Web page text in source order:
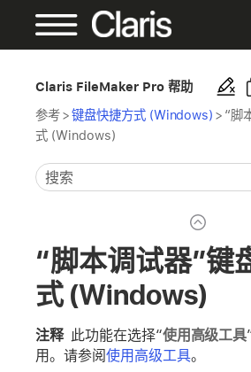
Claris FileMaker Pro 帮助
参考>键盘快捷方式 (Windows) > “脚
式 (Windows)
“脚本调试器”键
式 (Windows)
注释 此功能在选择“使用高级工具
用。请参阅使用高级工具。